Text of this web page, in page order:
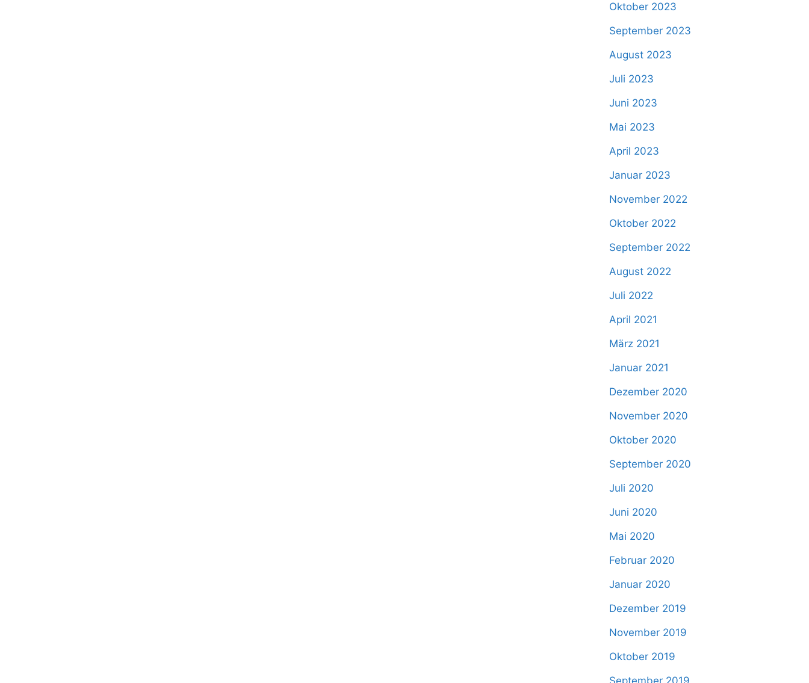
Oktober 2023
September 2023
August 2023
Juli 2023
Juni 2023
Mai 2023
April 2023
Januar 2023
November 2022
Oktober 2022
September 2022
August 2022
Juli 2022
April 2021
März 2021
Januar 2021
Dezember 2020
November 2020
Oktober 2020
September 2020
Juli 2020
Juni 2020
Mai 2020
Februar 2020
Januar 2020
Dezember 2019
November 2019
Oktober 2019
September 2019